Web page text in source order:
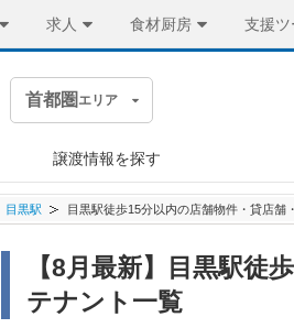
求人 食材厨房 支援ツ
首都圏 エリア
譲渡情報を探す
目黒駅 目黒駅徒歩15分以内の店舗物件・貸店舗
【8月最新】目黒駅徒
テナント一覧